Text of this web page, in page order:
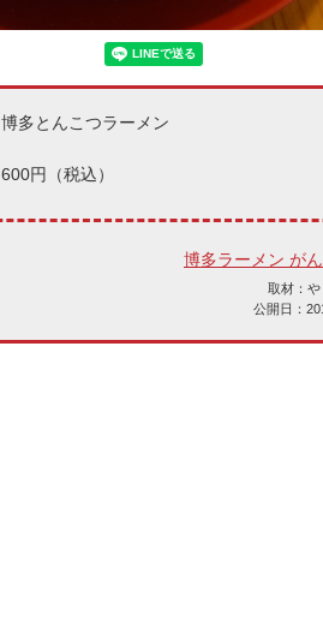
博多とんこつラーメン
600円（税込）
博多ラーメン が
取材：
公開日：